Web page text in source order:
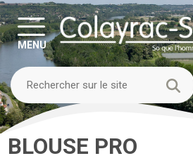
MENU
BLOUSE PRO